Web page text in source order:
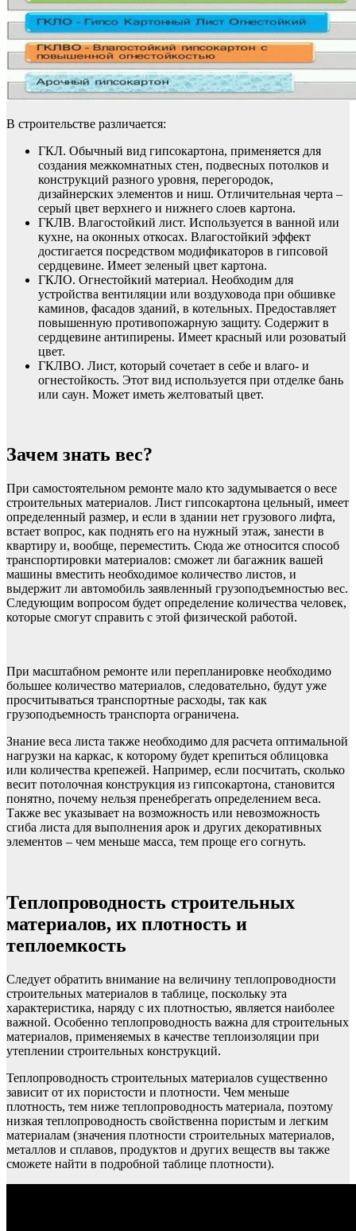
В строительстве различается:
ГКЛ. Обычный вид гипсокартона, применяется для
создания межкомнатных стен, подвесных потолков и
конструкций разного уровня, перегородок,
дизайнерских элементов и ниш. Отличительная черта –
серый цвет верхнего и нижнего слоев картона.
ГКЛВ. Влагостойкий лист. Используется в ванной или
кухне, на оконных откосах. Влагостойкий эффект
достигается посредством модификаторов в гипсовой
сердцевине. Имеет зеленый цвет картона.
ГКЛО. Огнестойкий материал. Необходим для
устройства вентиляции или воздуховода при обшивке
каминов, фасадов зданий, в котельных. Предоставляет
повышенную противопожарную защиту. Содержит в
сердцевине антипирены. Имеет красный или розоватый
цвет.
ГКЛВО. Лист, который сочетает в себе и влаго- и
огнестойкость. Этот вид используется при отделке бань
или саун. Может иметь желтоватый цвет.
Зачем знать вес?
При самостоятельном ремонте мало кто задумывается о весе
строительных материалов. Лист гипсокартона цельный, имеет
определенный размер, и если в здании нет грузового лифта,
встает вопрос, как поднять его на нужный этаж, занести в
квартиру и, вообще, переместить. Сюда же относится способ
транспортировки материалов: сможет ли багажник вашей
машины вместить необходимое количество листов, и
выдержит ли автомобиль заявленный грузоподъемностью вес.
Следующим вопросом будет определение количества человек,
которые смогут справить с этой физической работой.
При масштабном ремонте или перепланировке необходимо
большее количество материалов, следовательно, будут уже
просчитываться транспортные расходы, так как
грузоподъемность транспорта ограничена.
Знание веса листа также необходимо для расчета оптимальной
нагрузки на каркас, к которому будет крепиться облицовка
или количества крепежей. Например, если посчитать, сколько
весит потолочная конструкция из гипсокартона, становится
понятно, почему нельзя пренебрегать определением веса.
Также вес указывает на возможность или невозможность
сгиба листа для выполнения арок и других декоративных
элементов – чем меньше масса, тем проще его согнуть.
Теплопроводность строительных
материалов, их плотность и
теплоемкость
Следует обратить внимание на величину теплопроводности
строительных материалов в таблице, поскольку эта
характеристика, наряду с их плотностью, является наиболее
важной. Особенно теплопроводность важна для строительных
материалов, применяемых в качестве теплоизоляции при
утеплении строительных конструкций.
Теплопроводность строительных материалов существенно
зависит от их пористости и плотности. Чем меньше
плотность, тем ниже теплопроводность материала, поэтому
низкая теплопроводность свойственна пористым и легким
материалам (значения плотности строительных материалов,
металлов и сплавов, продуктов и других веществ вы также
сможете найти в подробной таблице плотности).